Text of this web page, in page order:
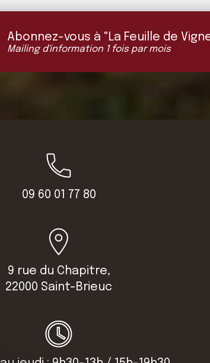
Abonnez-vous à "La Feuille de
Mailing d'information 1 fois par mois
09 60 01 77 80
9 rue du Chapitre,
22000 Saint-Brieuc